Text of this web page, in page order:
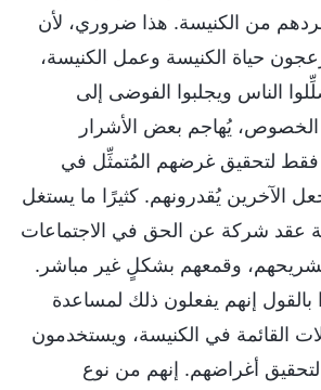
من الكنيسة. هذا ضروري، لأن
حياة الكنيسة وعمل الكنيسة،
الناس ويجلبوا الفوضى إلى
يُهاجم بعض الأشرار
فقط لتحقيق غرضهم المُتمثِّل في
الآخرين يُقدرونهم. كثيرًا ما يستغل
عقد شركة عن الحق في الاجتماعات
وقمعهم بشكلٍ غير مباشر.
بالقول إنهم يفعلون ذلك لمساعدة
القائمة في الكنيسة، ويستخدمون
لتحقيق أغراضهم. إنهم من نوع